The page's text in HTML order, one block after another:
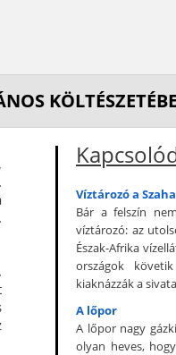
Víztározó a
Bár a felszín
víztározó: az
Észak-Afrika
országok
kiaknázzák a
A lőpor
A lőpor nagy
olyan heves,